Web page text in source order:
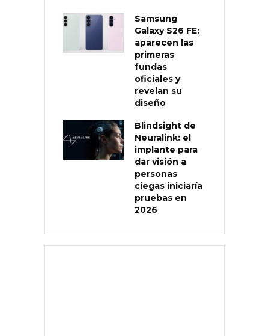
Samsung
Galaxy S26 FE:
aparecen las
primeras
fundas
oficiales y
revelan su
diseño
Blindsight de
Neuralink: el
implante para
dar visión a
personas
ciegas iniciaría
pruebas en
2026